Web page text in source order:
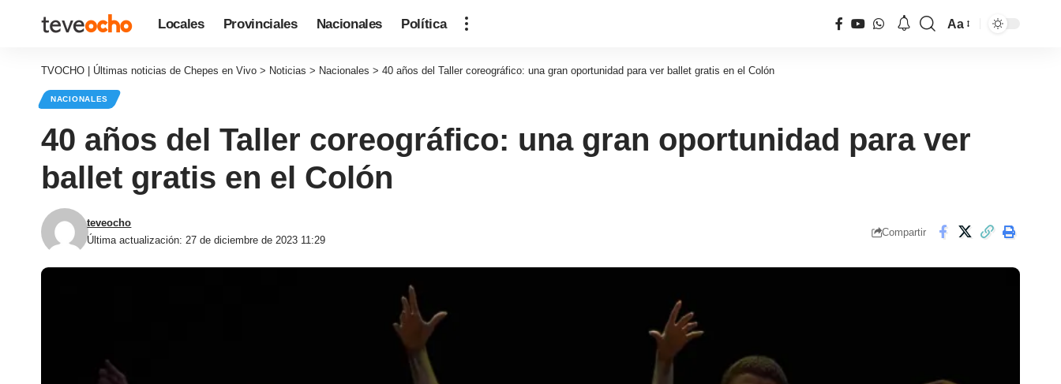
Locales Provinciales Nacionales Política Aa
TVOCHO | Últimas noticias de Chepes en Vivo > Noticias > Nacionales > 40 años del Taller coreográfico: una gran oportunidad para ver ballet gratis en el Colón
NACIONALES
40 años del Taller coreográfico: una gran oportunidad para ver
ballet gratis en el Colón
Última actualización: 27 de diciembre de 2023 11:29
teveocho
Compartir